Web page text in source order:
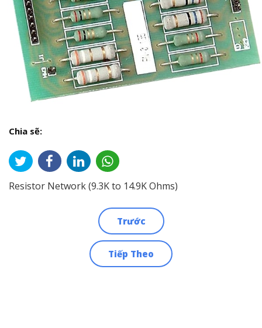
Chia sẽ:
Resistor Network (9.3K to 14.9K Ohms)
Trước
Tiếp Theo